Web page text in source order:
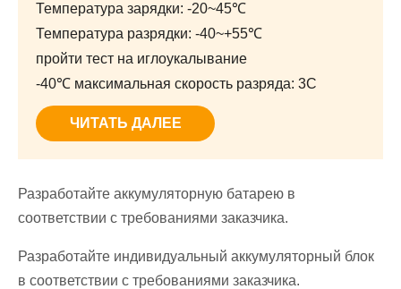
Температура зарядки: -20~45℃
Температура разрядки: -40~+55℃
пройти тест на иглоукалывание
-40℃ максимальная скорость разряда: 3C
ЧИТАТЬ ДАЛЕЕ
Разработайте аккумуляторную батарею в
соответствии с требованиями заказчика.
Разработайте индивидуальный аккумуляторный блок
в соответствии с требованиями заказчика.